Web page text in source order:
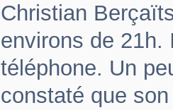
Christian
environs de 21h.
téléphone. Un
constaté que